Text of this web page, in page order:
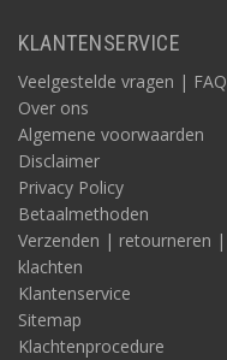
KLANTENSERVICE
Veelgestelde vragen | FAQ
Over ons
Algemene voorwaarden
Disclaimer
Privacy Policy
Betaalmethoden
Verzenden | retourneren |
klachten
Klantenservice
Sitemap
Klachtenprocedure